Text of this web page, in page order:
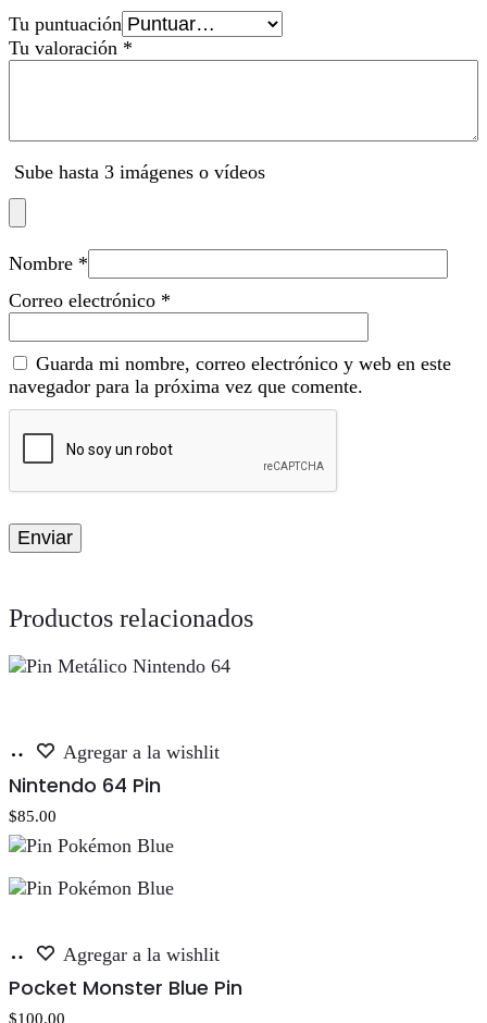
Tu puntuación
Tu valoración *
Sube hasta 3 imágenes o vídeos
Nombre *
Correo electrónico *
Guarda mi nombre, correo electrónico y web en este
navegador para la próxima vez que comente.
Productos relacionados
Añadir
carrito
Agregar a la wishlit
Nintendo 64 Pin
$85.00
Añadir
carrito
Agregar a la wishlit
Pocket Monster Blue Pin
$100.00